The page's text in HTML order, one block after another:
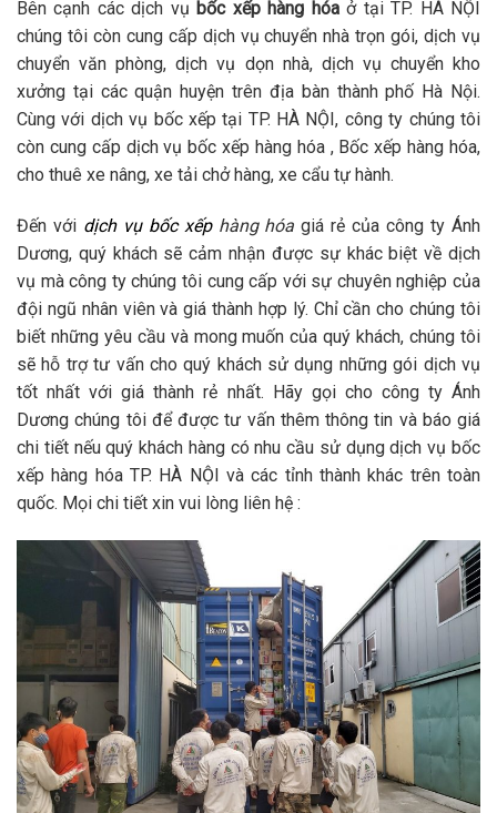
Bên cạnh các dịch vụ bốc xếp hàng hóaở tại TP. HÀ NỘI
chúng tôi còn cung cấp dịch vụ chuyển nhà trọn gói, dịch vụ
chuyển văn phòng, dịch vụ dọn nhà, dịch vụ chuyển kho
xưởng tại các quận huyện trên địa bàn thành phố Hà Nội.
Cùng với dịch vụ bốc xếp tại TP. HÀ NỘI, công ty chúng tôi
còn cung cấp dịch vụ bốc xếp hàng hóa , Bốc xếp hàng hóa,
cho thuê xe nâng, xe tải chở hàng, xe cẩu tự hành.
Đến với dịch vụ bốc xếphàng hóa giá rẻ của công ty Ánh
Dương, quý khách sẽ cảm nhận được sự khác biệt về dịch
vụ mà công ty chúng tôi cung cấp với sự chuyên nghiệp của
đội ngũ nhân viên và giá thành hợp lý. Chỉ cần cho chúng tôi
biết những yêu cầu và mong muốn của quý khách, chúng tôi
sẽ hỗ trợ tư vấn cho quý khách sử dụng những gói dịch vụ
tốt nhất với giá thành rẻ nhất. Hãy gọi cho công ty Ánh
Dương chúng tôi để được tư vấn thêm thông tin và báo giá
chi tiết nếu quý khách hàng có nhu cầu sử dụng dịch vụ bốc
xếp hàng hóa TP. HÀ NỘI và các tỉnh thành khác trên toàn
quốc. Mọi chi tiết xin vui lòng liên hệ :